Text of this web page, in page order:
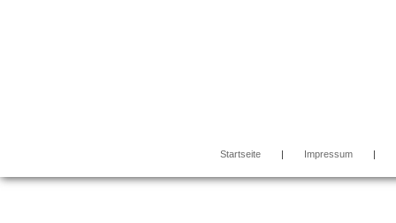
Startseite | Impressum |